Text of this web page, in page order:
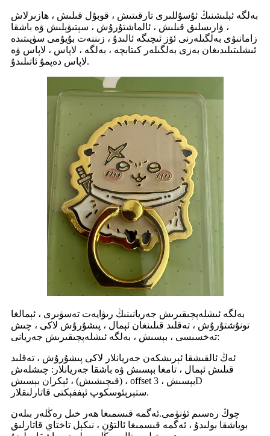
بەلگە ئېلىشنىڭ ئۇسۇللىرى تارقىتىش ، قوبۇل قىلىش ، ھازىرلاش
، ۋارىسلىق قىلىش ، ئالماشتۇرۇش ، سېتىۋېلىش ۋە باشقا
زامانىۋى بەلگىلەرنى ئۆز ئىچىگە ئالىدۇ ، زىننەت بۇيۇمى سۈپىتىدە
ئىشلىتىلىدىغان بەزى بەلگىلەر كىتابچە ، بەلگە ، لاپاس ، لاپاس ۋە
لاپاس دەپمۇ ئاتىلىدۇ.
بەلگە ئىشلەپچىقىرىش جەريانىنىڭ رىۋايەت تەسۋىرى ، ئېمالغا
تونۇشتۇرۇش ، تەقلىد قىلىنغان ئېمال ، پىشۇرۇش لاكى ، چىش
تەخسىسى ، بېسىش ، بەلگە ئىشلەپچىقىرىش جەريانى:
ئەڭ ئالقىشقا ئېرىشكەن جەريانلار لاكى پىشۇرۇش ، تەقلىد
قىلىش ئېمال ، تامغا بېسىش ۋە باشقا جەريانلار: چىشلەش
(قىچىشىش) ، ئېكران بېسىش ، offset بېسىش ، 3D
ستېرېئوسكوپ ئېففېكتى قاتارلىقلار.
چوڭ رەسىم ئۈنۈمى.ئەگمە قىسمىغا ھەر خىل رەڭلەر بىلەن
بوياشقا بولىدۇ ، ئەگمە قىسمىغا ئالتۇن ، نىكېل تاختاي قاتارلىق